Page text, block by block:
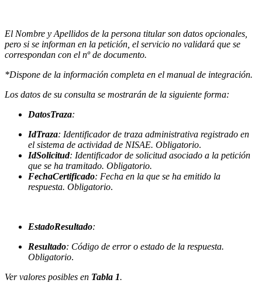
El Nombre y Apellidos de la persona titular son datos opcionales,
pero si se informan en la petición, el servicio no validará que se
correspondan con el nº de documento.
*Dispone de la información completa en el manual de integración.
Los datos de su consulta se mostrarán de la siguiente forma:
DatosTraza:
IdTraza: Identificador de traza administrativa registrado en
el sistema de actividad de NISAE. Obligatorio.
IdSolicitud: Identificador de solicitud asociado a la petición
que se ha tramitado. Obligatorio.
FechaCertificado: Fecha en la que se ha emitido la
respuesta. Obligatorio.
EstadoResultado:
Resultado: Código de error o estado de la respuesta.
Obligatorio.
Ver valores posibles en Tabla 1.